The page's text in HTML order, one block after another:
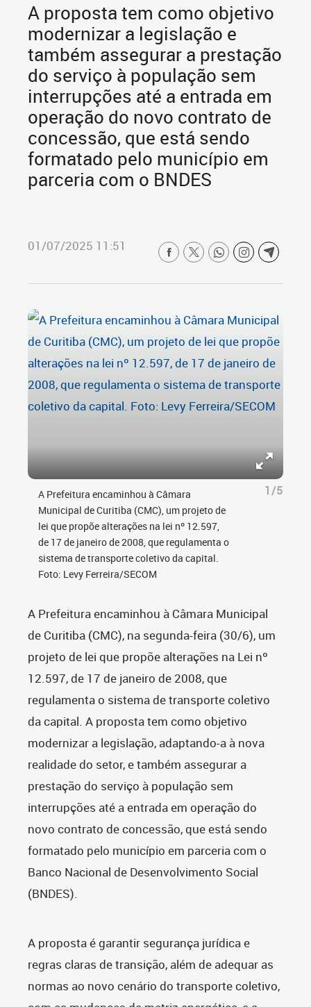
A proposta tem como objetivo
modernizar a legislação e
também assegurar a prestação
do serviço à população sem
interrupções até a entrada em
operação do novo contrato de
concessão, que está sendo
formatado pelo município em
parceria com o BNDES
01/07/2025 11:51
A Prefeitura encaminhou à Câmara
Municipal de Curitiba (CMC), um projeto de
lei que propõe alterações na lei nº 12.597,
de 17 de janeiro de 2008, que regulamenta o
sistema de transporte coletivo da capital.
Foto: Levy Ferreira/SECOM
1/5
A Prefeitura encaminhou à Câmara Municipal
de Curitiba (CMC), na segunda-feira (30/6), um
projeto de lei que propõe alterações na Lei nº
12.597, de 17 de janeiro de 2008, que
regulamenta o sistema de transporte coletivo
da capital. A proposta tem como objetivo
modernizar a legislação, adaptando-a à nova
realidade do setor, e também assegurar a
prestação do serviço à população sem
interrupções até a entrada em operação do
novo contrato de concessão, que está sendo
formatado pelo município em parceria com o
Banco Nacional de Desenvolvimento Social
(BNDES).
A proposta é garantir segurança jurídica e
regras claras de transição, além de adequar as
normas ao novo cenário do transporte coletivo,